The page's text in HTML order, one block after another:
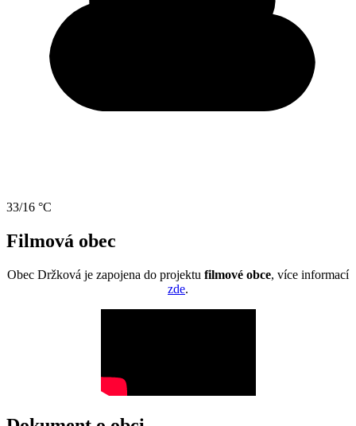
33/16 °C
Filmová obec
Obec Držková je zapojena do projektu filmové obce, více informací
zde.